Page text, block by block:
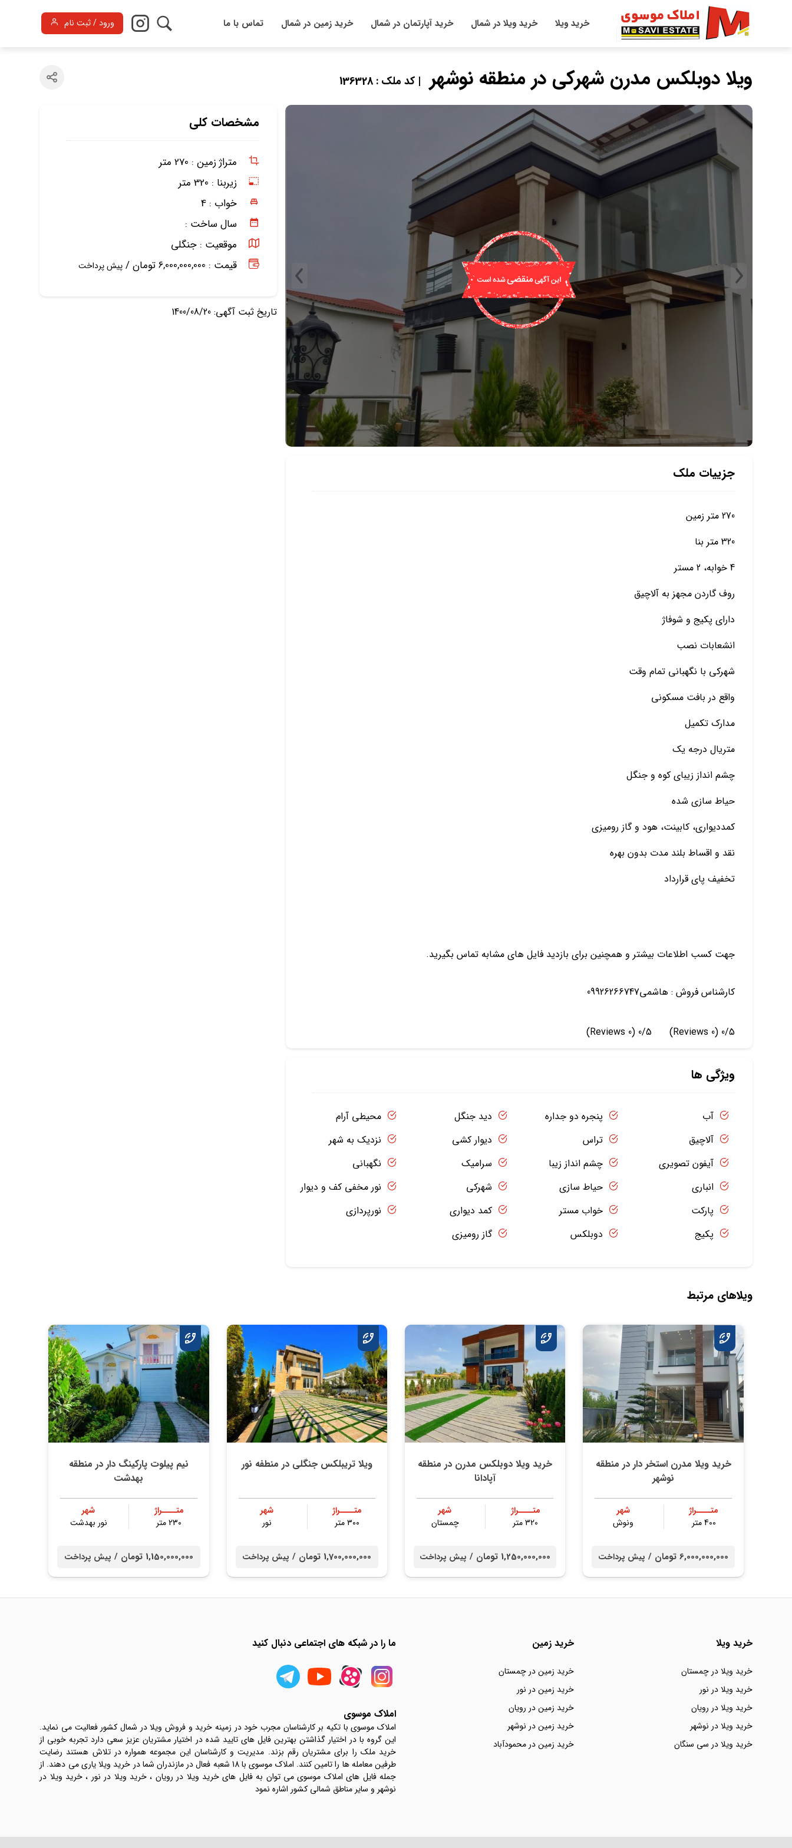
خرید ویلا خرید ویلا در شمال خرید آپارتمان در شمال خرید زمین در شمال تماس با ما ورود / ثبت نام
ویلا دوبلکس مدرن شهركي در منطقه نوشهر | کد ملک : 136328
مشخصات کلی
متراژ زمین : 270 متر
زیربنا : 320 متر
خواب : 4
سال ساخت :
موقعیت : جنگلی
قیمت : 6,000,000,000 تومان /
پیش پرداخت
تاریخ ثبت آگهی: 1400/08/20
جزییات ملک
270 متر زمین
320 متر بنا
4 خوابه، 2 مستر
روف گاردن مجهز به آلاچیق
دارای پکیج و شوفاژ
انشعابات نصب
شهركی با نگهبانی تمام وقت
واقع در بافت مسكونی
مدارک تکمیل
متریال درجه یک
چشم انداز زیبای کوه و جنگل
حیاط سازی شده
کمدديواری، کابینت، هود و گاز روميزی
نقد و اقساط بلند مدت بدون بهره
تخفیف پای قرارداد
جهت کسب اطلاعات بیشتر و همچنین براي بازديد فایل هاي مشابه تماس بگیرید.
کارشناس فروش : هاشمی09926266747
0/5
(0 Reviews)
0/5
(0 Reviews)
ویژگی ها
آب
آلاچیق
آیفون تصویری
انباری
پارکت
پکیج
پنجره دو جداره
تراس
چشم انداز زیبا
حیاط سازی
خواب مستر
دوبلکس
دید جنگل
دیوار کشی
سرامیک
شهرکی
کمد دیواری
گاز رومیزی
محیطی آرام
نزدیک به شهر
نگهبانی
نور مخفی کف و دیوار
نورپردازی
ویلاهای مرتبط
خرید ویلا مدرن استخر دار در منطقه
نوشهر
متــــراژ
400 متر
شهر
ونوش
6,000,000,000 تومان / پیش پرداخت
خرید ویلا دوبلکس مدرن در منطقه
آپادانا
متــــراژ
320 متر
شهر
چمستان
1,250,000,000 تومان / پیش پرداخت
ویلا تریبلکس جنگلي در منطفه نور
متــــراژ
۳۰۰ متر
شهر
نور
1,700,000,000 تومان / پیش پرداخت
نیم پیلوت پارکينگ دار در منطقه
بهدشت
متــــراژ
230 متر
شهر
نور بهدشت
1,150,000,000 تومان / پیش پرداخت
خرید ویلا
خرید ویلا در چمستان
خرید ویلا در نور
خرید ویلا در رویان
خرید ویلا در نوشهر
خرید ویلا در سی سنگان
خرید زمین
خرید زمین در چمستان
خرید زمین در نور
خرید زمین در رویان
خرید زمین در نوشهر
خرید زمین در محمودآباد
ما را در شبکه های اجتماعی دنبال کنید
املاک موسوی
املاک موسوی با تکیه بر کارشناسان مجرب خود در زمینه خرید و فروش ویلا در شمال کشور فعالیت می نماید.
این گروه با در اختیار گذاشتن بهترین فایل های تایید شده در اختیار مشتریان عزیز سعی دارد تجربه خوبی از
خرید ملک را برای مشتریان رقم بزند. مدیریت و کارشناسان این مجموعه همواره در تلاش هستند رضایت
طرفین معامله ها را تامین کنند. املاک موسوی با 18 شعبه فعال در مازندران شما در خرید ویلا یاری می دهند. از
جمله فایل های املاک موسوی می توان به فایل های خرید ویلا در رویان ، خرید ویلا در نور ، خرید ویلا در
نوشهر و سایر مناطق شمالی کشور اشاره نمود